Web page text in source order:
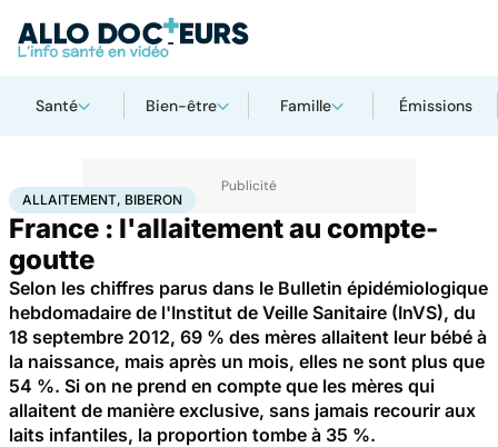
Santé Bien-être Famille Émissions
AccueilSantéAllaitement, biberon
ALLAITEMENT, BIBERON
France : l'allaitement au compte-
goutte
Selon les chiffres parus dans le Bulletin épidémiologique
hebdomadaire de l'Institut de Veille Sanitaire (InVS), du
18 septembre 2012, 69 % des mères allaitent leur bébé à
la naissance, mais après un mois, elles ne sont plus que
54 %. Si on ne prend en compte que les mères qui
allaitent de manière exclusive, sans jamais recourir aux
laits infantiles, la proportion tombe à 35 %.